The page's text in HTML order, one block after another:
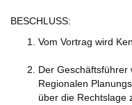
BESCHLUSS:
Vom Vortrag wird
Der
Regionalen
über die Rechtslage